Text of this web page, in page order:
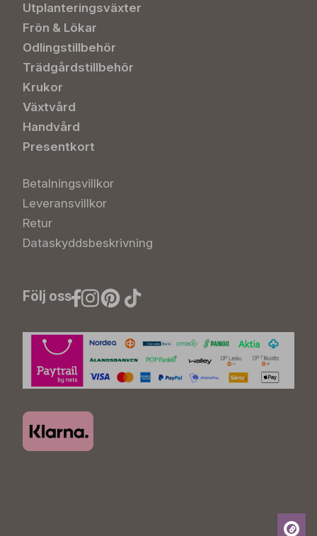
Utplanteringsväxter
Frön & Lökar
Odlingstillbehör
Trädgårdstillbehör
Krukor
Växtvård
Handvård
Presentkort
Betalningsvillkor
Leveransvillkor
Retur
Dataskyddsbeskrivning
Följ oss